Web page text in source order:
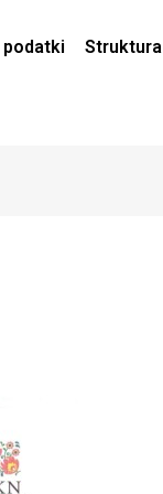
podatki Struktura